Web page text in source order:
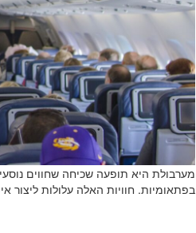
מערבולת היא תופעה שכיחה שחווים
בפתאומיות. חוויות האלה עלולות ליצור
שם פרטי